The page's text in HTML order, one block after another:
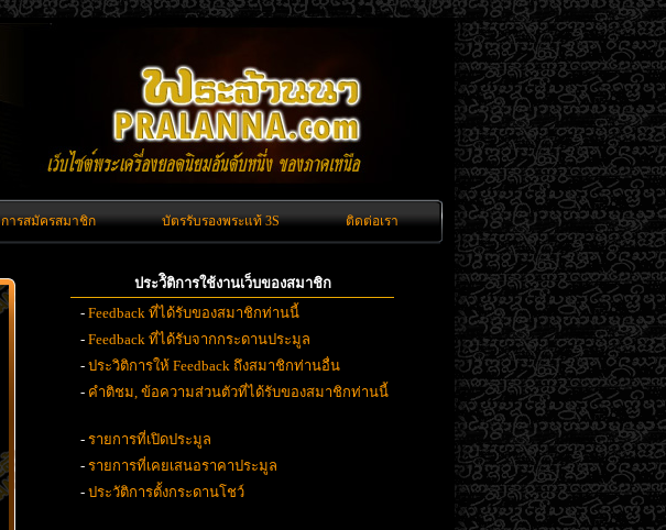
การสมัครสมาชิก บัตรรับรองพระแท้ 3S ติดต่อเรา
ประวัิติการใช้งานเว็บของสมาชิก
- Feedback ที่ได้รับของสมาชิกท่านนี้
- Feedback ที่ได้รับจากกระดานประมูล
- ประวิติการให้ Feedback ถึงสมาชิกท่านอื่น
- คำติชม, ข้อความส่วนตัวที่ได้รับของสมาชิกท่านนี้
- รายการที่เปิดประมูล
- รายการที่เคยเสนอราคาประมูล
- ประวัติการตั้งกระดานโชว์